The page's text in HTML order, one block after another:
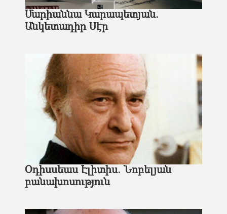
Մարիաննա Կարապետյան.
Անկետադիր Սէր
Օդիսսեաս Էլիտիս. Նոբելյան
բանախոսություն